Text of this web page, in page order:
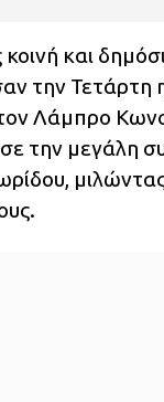
και
την Τετάρτη
Λάμπρο
την μεγάλη